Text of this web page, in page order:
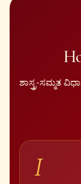
ಶಾಸ್ತ್ರ-ಸಮ್ಮತ
I